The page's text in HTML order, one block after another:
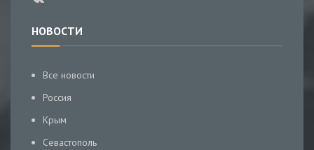
НОВОСТИ
Все новости
Россия
Крым
Севастополь